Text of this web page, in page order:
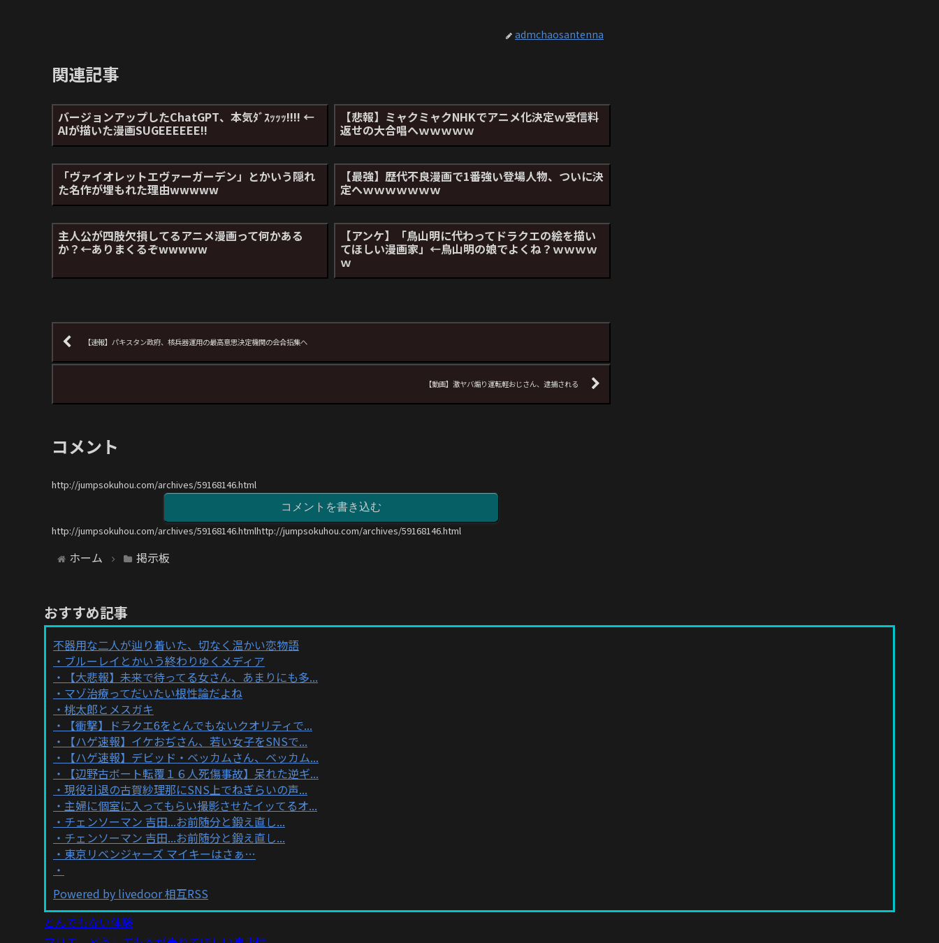
admchaosantenna
関連記事
バージョンアップしたChatGPT、本気ﾀﾞｽｯｯｯ!!!! ←
AIが描いた漫画SUGEEEEEE!!
【悲報】ミャクミャクNHKでアニメ化決定ｗ受信料
返せの大合唱へｗｗｗｗｗ
「ヴァイオレットエヴァーガーデン」とかいう隠れ
た名作が埋もれた理由wwwww
【最強】歴代不良漫画で1番強い登場人物、ついに決
定へｗｗｗｗｗｗｗ
主人公が四肢欠損してるアニメ漫画って何かある
か？←ありまくるぞwwwww
【アンケ】「鳥山明に代わってドラクエの絵を描い
てほしい漫画家」←鳥山明の娘でよくね？ｗｗｗｗ
ｗ
【速報】パキスタン政府、核兵器運用の最高意思決定機関の会合招集へ
【動画】激ヤバ煽り運転軽おじさん、逮捕される
コメント
http://jumpsokuhou.com/archives/59168146.html
コメントを書き込む
http://jumpsokuhou.com/archives/59168146.htmlhttp://jumpsokuhou.com/archives/59168146.html
ホーム 掲示板
おすすめ記事
不器用な二人が辿り着いた、切なく温かい恋物語
ブルーレイとかいう終わりゆくメディア
【大悲報】未来で待ってる女さん、あまりにも多...
マゾ治療ってだいたい根性論だよね
桃太郎とメスガキ
【衝撃】ドラクエ6をとんでもないクオリティで...
【ハゲ速報】イケおぢさん、若い女子をSNSで...
【ハゲ速報】デビッド・ベッカムさん、ベッカム...
【辺野古ボート転覆１６人死傷事故】呆れた逆ギ...
現役引退の古賀紗理那にSNS上でねぎらいの声...
主婦に個室に入ってもらい撮影させたイッてるオ...
チェンソーマン 吉田...お前随分と鍛え直し...
チェンソーマン 吉田...お前随分と鍛え直し...
東京リベンジャーズ マイキーはさぁ…
Powered by livedoor 相互RSS
とんでもない体験